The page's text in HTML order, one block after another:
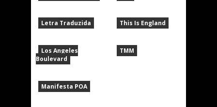
Letra Traduzida
Los Angeles
Boulevard
Manifesta POA
This Is England
TMM